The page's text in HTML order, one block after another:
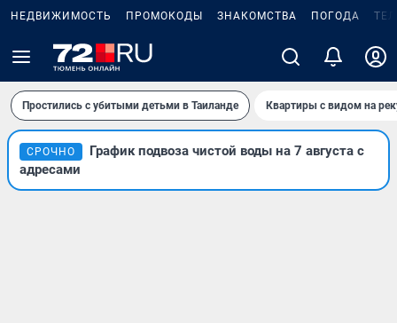
НЕДВИЖИМОСТЬ ПРОМОКОДЫ ЗНАКОМСТВА ПОГОДА
Простились с убитыми детьми в Таиланде Квартиры с видом на
СРОЧНО
График подвоза чистой воды на 7 августа с
адресами